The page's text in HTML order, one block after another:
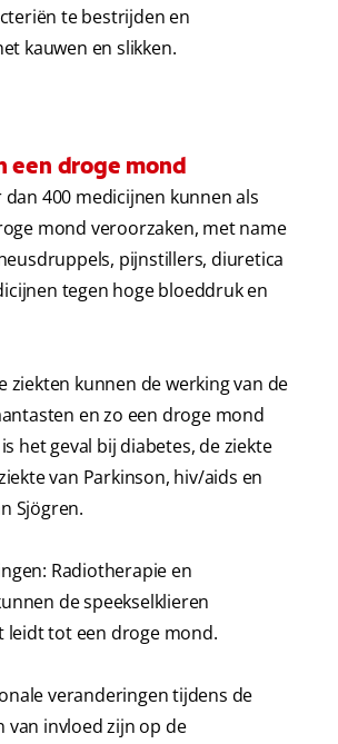
te bestrijden en
kauwen en slikken.
een droge mond
400 medicijnen kunnen als
mond veroorzaken, met name
pijnstillers, diuretica
tegen hoge bloeddruk en
ziekten kunnen de werking van de
en zo een droge mond
het geval bij diabetes, de ziekte
van Parkinson, hiv/aids en
Sjögren.
Radiotherapie en
de speekselklieren
leidt tot een droge mond.
veranderingen tijdens de
van invloed zijn op de